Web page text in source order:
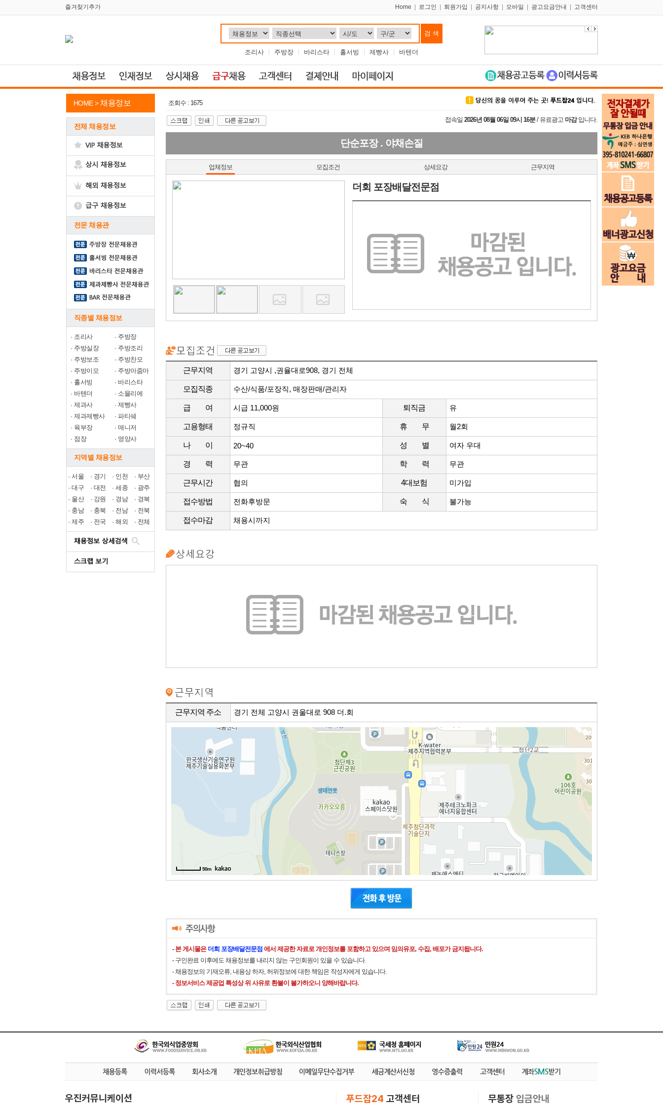
즐겨찾기추가 Home 로그인 회원가입 공지사항 모바일 광고요금안내 고객센터
조리사 주방장 바리스타 홀서빙 제빵사 바텐더
HOME > 채용정보
전체 채용정보
전문 채용관
직종별 채용정보
· 조리사 · 주방장
· 주방실장 · 주방조리
· 주방보조 · 주방찬모
· 주방이모 · 주방아줌마
· 홀서빙 · 바리스타
· 바텐더 · 소믈리에
·제과사 ·제빵사
·제과제빵사 ·파티쉐
· 육부장 ·매니저
· 점장 · 영양사
지역별 채용정보
· 서울 · 경기 · 인천 · 부산
· 대구 · 대전 · 세종 · 광주
· 울산 · 강원 · 경남 · 경북
· 충남 · 충북 · 전남 · 전북
· 제주 · 전국 · 해외 · 전체
조회수 : 1675
접속일 2026년 08월 06일 09시 16분/ 유료광고 마감입니다.
단순포장 . 야채손질
업체정보 모집조건 상세요강 근무지역
더회 포장배달전문점
근무지역 경기 고양시 ,권율대로908, 경기 전체
모집직종 수산/식품/포장직, 매장판매/관리자
급 여 시급 11,000원 퇴직금 유
고용형태 정규직 휴 무 월2회
나 이 20~40 성 별 여자 우대
경 력 무관 학 력 무관
근무시간 협의 4대보험 미가입
접수방법 전화후방문 숙 식 불가능
접수마감 채용시까지
근무지역 주소 경기 전체 고양시 권울대로 908 더.회
50m
50m
- 본 게시물은 더회 포장배달전문점 에서 제공한 자료로 개인정보를 포함하고 있으며 임의유포, 수집, 배포가 금지됩니다.
- 구인완료 이후에도 채용정보를 내리지 않는 구인회원이 있을 수 있습니다.
- 채용정보의 기재오류, 내용상 하자, 허위정보에 대한 책임은 작성자에게 있습니다.
- 정보서비스 제공업 특성상 위 사유로 환불이 불가하오니 양해바랍니다.
우진커뮤니케이션 푸드잡24 고객센터 무통장 입금안내